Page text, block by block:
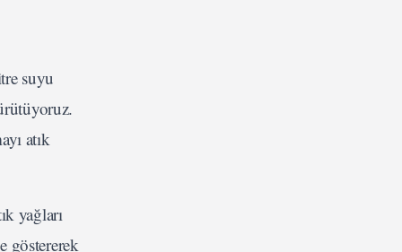
suyu
atık
yağları
göstererek